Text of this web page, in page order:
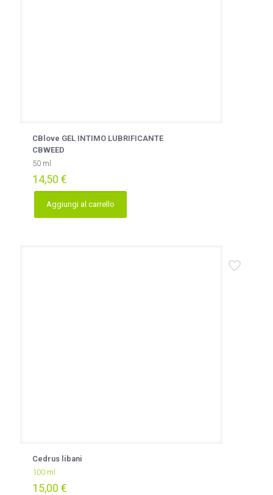
CBlove GEL INTIMO LUBRIFICANTE
CBWEED
50 ml
14,50 €
Aggiungi al carrello
Cedrus libani
100 ml
15,00 €